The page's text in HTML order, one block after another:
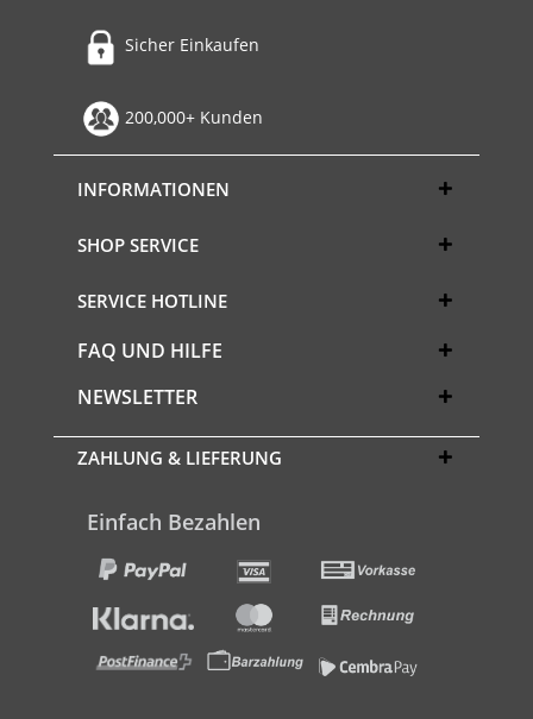
Sicher Einkaufen
200,000+ Kunden
INFORMATIONEN
SHOP SERVICE
SERVICE HOTLINE
FAQ UND HILFE
NEWSLETTER
ZAHLUNG & LIEFERUNG
Einfach Bezahlen